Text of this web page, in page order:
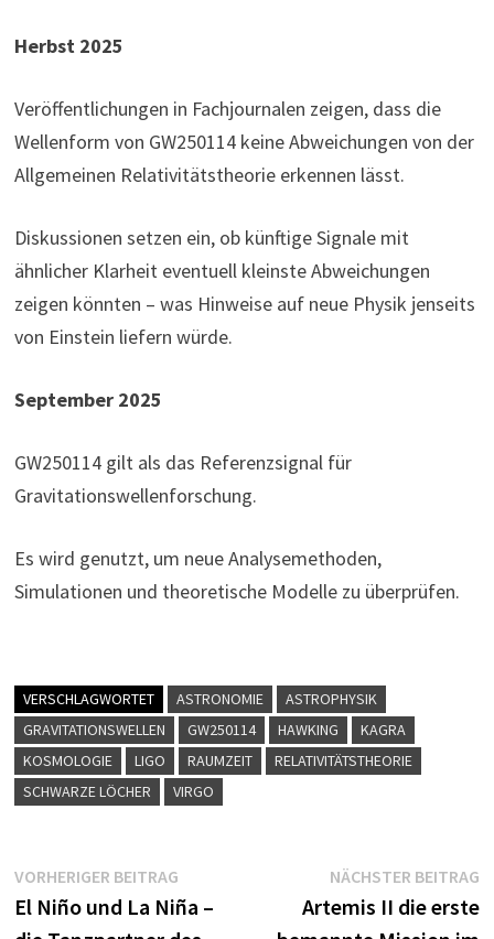
Herbst 2025
Veröffentlichungen in Fachjournalen zeigen, dass die
Wellenform von GW250114 keine Abweichungen von der
Allgemeinen Relativitätstheorie erkennen lässt.
Diskussionen setzen ein, ob künftige Signale mit
ähnlicher Klarheit eventuell kleinste Abweichungen
zeigen könnten – was Hinweise auf neue Physik jenseits
von Einstein liefern würde.
September 2025
GW250114 gilt als das Referenzsignal für
Gravitationswellenforschung.
Es wird genutzt, um neue Analysemethoden,
Simulationen und theoretische Modelle zu überprüfen.
VERSCHLAGWORTET ASTRONOMIE
ASTROPHYSIK
GRAVITATIONSWELLEN
GW250114 HAWKING
KAGRA
KOSMOLOGIE
LIGO RAUMZEIT
RELATIVITÄTSTHEORIE
SCHWARZE LÖCHER
VIRGO
Beitragsnavigation
VORHERIGER BEITRAG
Beitrag:
El Niño und La Niña –
NÄCHSTER BEITRAG
Artemis II die erste